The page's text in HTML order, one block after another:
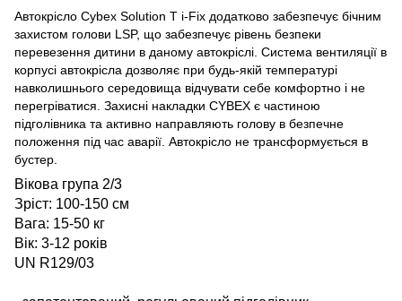
Автокрісло Cybex Solution T i-Fix додатково забезпечує бічним
захистом голови LSP, що забезпечує рівень безпеки
перевезення дитини в даному автокріслі. Система вентиляції в
корпусі автокрісла дозволяє при будь-якій температурі
навколишнього середовища відчувати себе комфортно і не
перегріватися. Захисні накладки CYBEX є частиною
підголівника та активно направляють голову в безпечне
положення під час аварії. Автокрісло не трансформується в
бустер.
Вікова група 2/3
Зріст: 100-150 см
Вага: 15-50 кг
Вік: 3-12 років
UN R129/03